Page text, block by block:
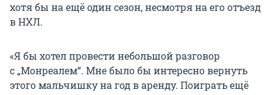
хотя бы на ещё один сезон, несмотря на его отъезд
в НХЛ.
«Я бы хотел провести небольшой разговор
с „Монреалем“. Мне было бы интересно вернуть
этого мальчишку на год в аренду. Поиграть ещё